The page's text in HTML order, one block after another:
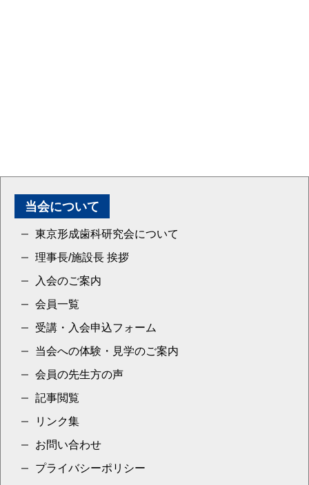
当会について
東京形成歯科研究会について
理事長/施設長 挨拶
入会のご案内
会員一覧
受講・入会申込フォーム
当会への体験・見学のご案内
会員の先生方の声
記事閲覧
リンク集
お問い合わせ
プライバシーポリシー